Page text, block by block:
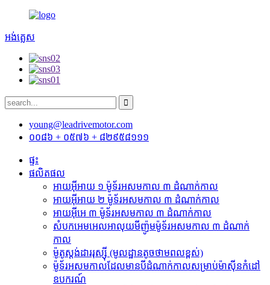
អង់គ្លេស
young@leadrivemotor.com
០០៨៦ + ០៥៧៦ + ៨២៩៥៨១១១
ផ្ទះ
ផលិតផល
អាយអ៊ីអាយ ១ ម៉ូទ័រអសមកាល ៣ ដំណាក់កាល
អាយអ៊ីអាយ ២ ម៉ូទ័រអសមកាល ៣ ដំណាក់កាល
អាយអ៊ីអេ ៣ ម៉ូទ័រអសមកាល ៣ ដំណាក់កាល
សំបកអេមអេលអាលុយមីញ៉ូមម៉ូទ័រអសមកាល ៣ ដំណាក់
កាល
ម៉ូតូស្តង់ដាររុស្ស៊ី (មូលដ្ឋានតូចថាមពលខ្ពស់)
ម៉ូទ័រអសមកាលដែលមានបីដំណាក់កាលសម្រាប់ម៉ាស៊ីនកំដៅ
ឧបករណ៍